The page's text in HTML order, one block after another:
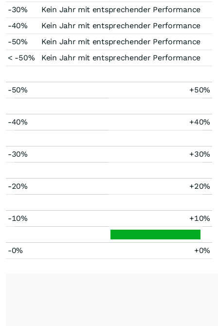
-30%
Kein Jahr mit entsprechender Performance
-40%
Kein Jahr mit entsprechender Performance
-50%
Kein Jahr mit entsprechender Performance
< -50%
Kein Jahr mit entsprechender Performance
-50% +50%
-40% +40%
-30% +30%
-20% +20%
-10% +10%
-0% +0%